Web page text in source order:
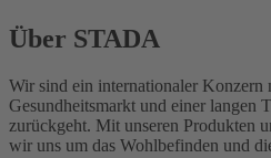
Über STADA
Wir sind ein internationaler Konzern
Gesundheitsmarkt und einer langen
zurückgeht. Mit unseren Produkten
wir uns um das Wohlbefinden und